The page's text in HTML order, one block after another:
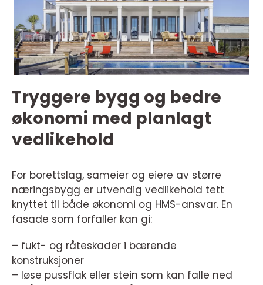
Tryggere bygg og bedre
økonomi med planlagt
vedlikehold
For borettslag, sameier og eiere av større
næringsbygg er utvendig vedlikehold tett
knyttet til både økonomi og HMS-ansvar. En
fasade som forfaller kan gi:
– fukt- og råteskader i bærende
konstruksjoner
– løse pussflak eller stein som kan falle ned